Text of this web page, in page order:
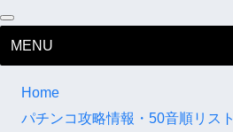
MENU
Home
パチンコ攻略情報・50音順リスト